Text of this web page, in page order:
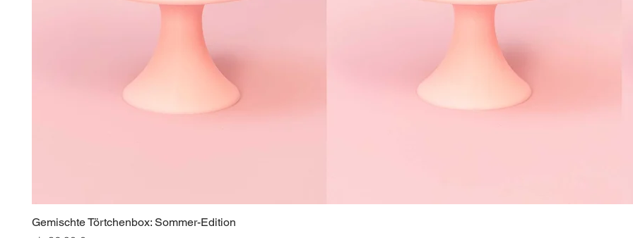
Gemischte Törtchenbox: Sommer-Edition